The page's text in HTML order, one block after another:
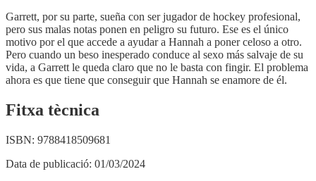
Garrett, por su parte, sueña con ser jugador de hockey profesional,
pero sus malas notas ponen en peligro su futuro. Ese es el único
motivo por el que accede a ayudar a Hannah a poner celoso a otro.
Pero cuando un beso inesperado conduce al sexo más salvaje de su
vida, a Garrett le queda claro que no le basta con fingir. El problema
ahora es que tiene que conseguir que Hannah se enamore de él.
Fitxa tècnica
ISBN: 9788418509681
Data de publicació: 01/03/2024